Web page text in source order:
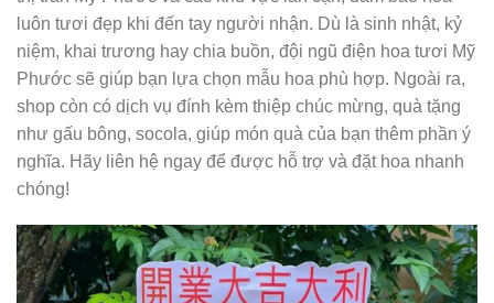
luôn tươi đẹp khi đến tay người nhận. Dù là sinh nhật, kỷ
niệm, khai trương hay chia buồn, đội ngũ điện hoa tươi Mỹ
Phước sẽ giúp bạn lựa chọn mẫu hoa phù hợp. Ngoài ra,
shop còn có dịch vụ đính kèm thiệp chúc mừng, quà tặng
như gấu bông, socola, giúp món quà của bạn thêm phần ý
nghĩa. Hãy liên hệ ngay để được hỗ trợ và đặt hoa nhanh
chóng!